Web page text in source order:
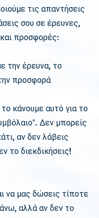
τις απαντήσεις
σου σε έρευνες,
προσφορές:
την έρευνα, το
προσφορά
κάνουμε αυτό για το
''. Δεν μπορείς
αν δεν λάβεις
το διεκδικήσεις!
να μας δώσεις τίποτε
αλλά αν δεν το